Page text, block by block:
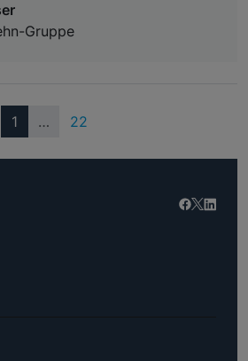
Gruppe
1 (current)
… 22